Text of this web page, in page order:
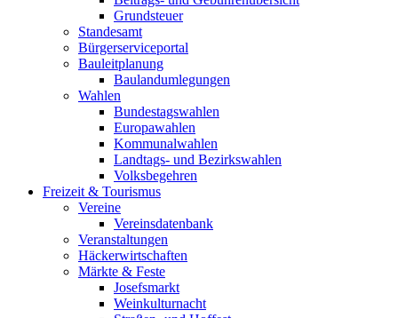
Grundsteuer
Standesamt
Bürgerserviceportal
Bauleitplanung
Baulandumlegungen
Wahlen
Bundestagswahlen
Europawahlen
Kommunalwahlen
Landtags- und Bezirkswahlen
Volksbegehren
Freizeit & Tourismus
Vereine
Vereinsdatenbank
Veranstaltungen
Häckerwirtschaften
Märkte & Feste
Josefsmarkt
Weinkulturnacht